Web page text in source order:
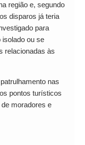
região e, segundo
disparos já teria
para
ou se
relacionadas às
nas
pontos turísticos
moradores e